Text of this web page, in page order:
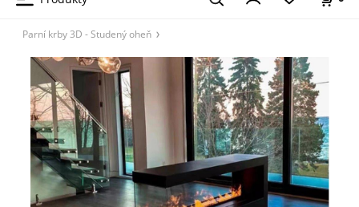
Parní krby 3D - Studený oheň